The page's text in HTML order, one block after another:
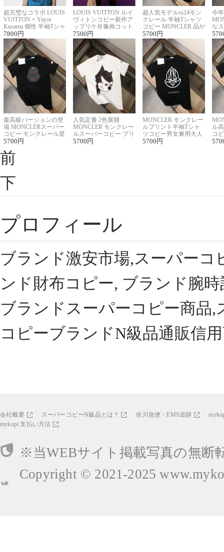
超完璧なコラボ LOUIS
VUITTON × Yayoi
Kusama 個性 半袖Tシャ
ツコピー男女兼用
7800 円
LOUIS VUITTON ルイ
ヴィトンコピー新作ア
ップリケ肖像画コット
ンニット半袖Tシャツ
7500 円
超人気モデルss24モン
クレール 半袖Tシャツ
コピー MONCLER 品が
良く見た目
5700 円
今
な
ル
最高級バージョンの登
場 MONCLERスーパー
コピー モンクレール星
座半袖Tシャツ
5700 円
人気定番 2色展開
MONCLER モンクレー
ルスーパーコピー プリ
ント半袖Tシャツ
5700 円
MONCLER モンクレー
ルプリント半袖Tシャ
ツコピー男女兼用大人
可愛い春夏コーデ
5700 円
ル
コ
ィ
前
下
プロフィール
ブランド激安市場,スーパー
ンド財布コピー, ブランド腕
ブランドスーパーコピー商品
コピーブランドN級品通販信
会社概要 スーパーコピーN級品とは？ 佐川急便・EMS追跡
mykopi 支払い方法
※当WEBサイト掲載写真の無断
Copyright © 2021-2025